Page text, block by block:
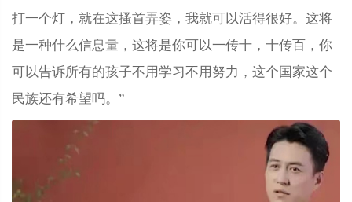
打一个灯，就在这搔首弄姿，我就可以活得很好。这将
是一种什么信息量，这将是你可以一传十，十传百，你
可以告诉所有的孩子不用学习不用努力，这个国家这个
民族还有希望吗。”